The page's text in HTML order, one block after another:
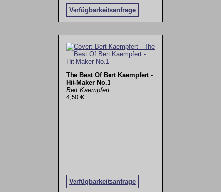
Verfügbarkeitsanfrage
The Best Of Bert Kaempfert -
Hit-Maker No.1
Bert Kaempfert
4,50 €
Verfügbarkeitsanfrage